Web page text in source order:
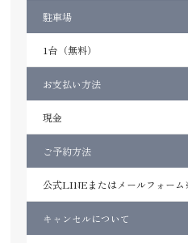
駐車場
1台（無料）
お支払い方法
現金
ご予約方法
公式LINEまたはメールフォー
キャンセルについて